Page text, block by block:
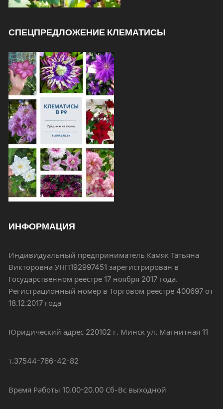
СПЕЦПРЕДЛОЖЕНИЕ КЛЕМАТИСЫ
ИНФОРМАЦИЯ
Индивидуальный предприниматель Камяк Татьяна
Викторовна УНП192997451 зарегистрирован в
Государственном реестре 17 ноября 2017 года.
Регистрационный номер в Торговом реестре 400697 от
18.12.2017 года
Юридический адрес 220102 г. Минск ул. Магнитная 11
т.37544-766-42-82
Время Работы 10.00-20.00 Сб-Вс выходной